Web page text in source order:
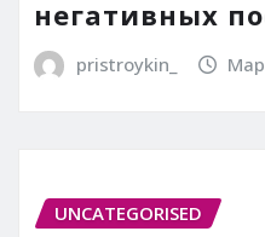
негативных
pristroykin_
UNCATEGORISED